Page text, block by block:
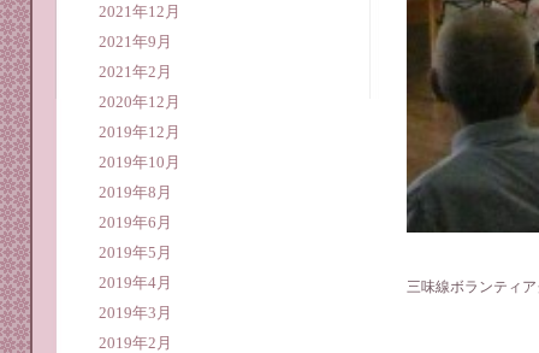
三味線ボランティ
2021年12月
2021年9月
2021年2月
2020年12月
2019年12月
2019年10月
2019年8月
2019年6月
2019年5月
2019年4月
2019年3月
2019年2月